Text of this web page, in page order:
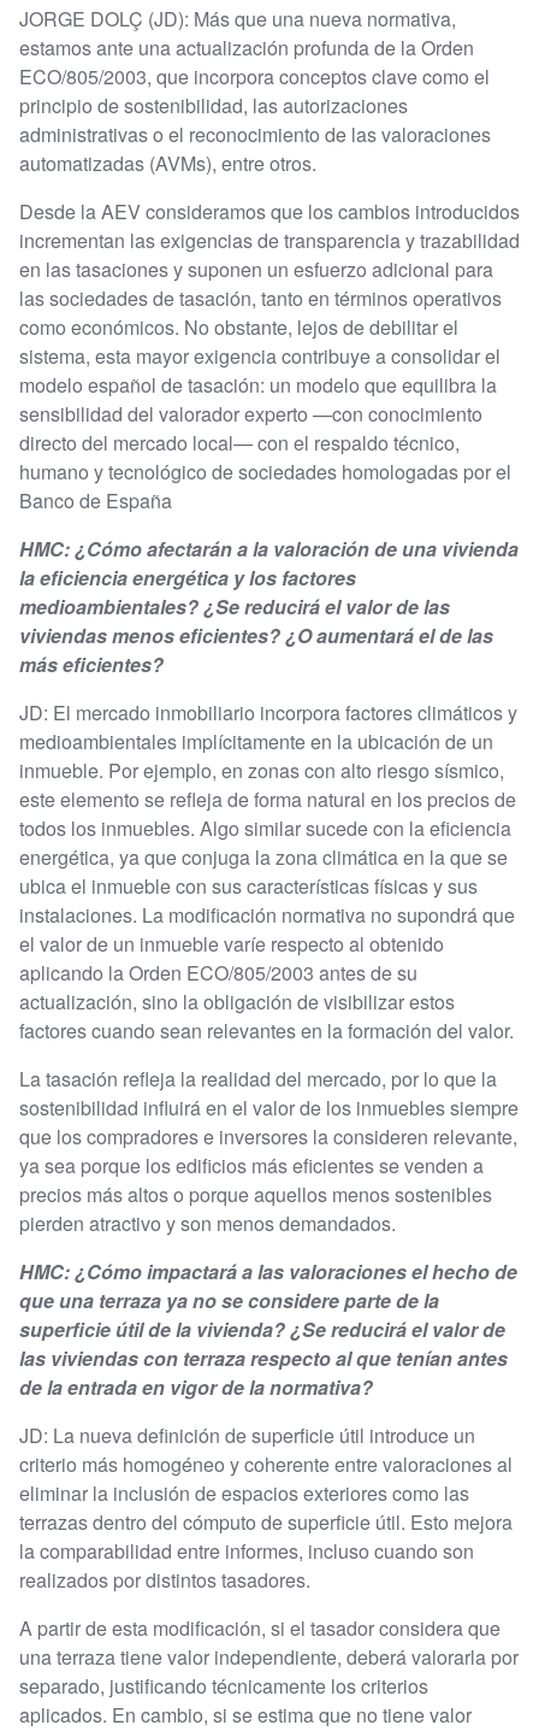
JORGE DOLÇ (JD): Más que una nueva normativa,
estamos ante una actualización profunda de la Orden
ECO/805/2003, que incorpora conceptos clave como el
principio de sostenibilidad, las autorizaciones
administrativas o el reconocimiento de las valoraciones
automatizadas (AVMs), entre otros.
Desde la AEV consideramos que los cambios introducidos
incrementan las exigencias de transparencia y trazabilidad
en las tasaciones y suponen un esfuerzo adicional para
las sociedades de tasación, tanto en términos operativos
como económicos. No obstante, lejos de debilitar el
sistema, esta mayor exigencia contribuye a consolidar el
modelo español de tasación: un modelo que equilibra la
sensibilidad del valorador experto —con conocimiento
directo del mercado local— con el respaldo técnico,
humano y tecnológico de sociedades homologadas por el
Banco de España
HMC: ¿Cómo afectarán a la valoración de una vivienda
la eficiencia energética y los factores
medioambientales? ¿Se reducirá el valor de las
viviendas menos eficientes? ¿O aumentará el de las
más eficientes?
JD: El mercado inmobiliario incorpora factores climáticos y
medioambientales implícitamente en la ubicación de un
inmueble. Por ejemplo, en zonas con alto riesgo sísmico,
este elemento se refleja de forma natural en los precios de
todos los inmuebles. Algo similar sucede con la eficiencia
energética, ya que conjuga la zona climática en la que se
ubica el inmueble con sus características físicas y sus
instalaciones. La modificación normativa no supondrá que
el valor de un inmueble varíe respecto al obtenido
aplicando la Orden ECO/805/2003 antes de su
actualización, sino la obligación de visibilizar estos
factores cuando sean relevantes en la formación del valor.
La tasación refleja la realidad del mercado, por lo que la
sostenibilidad influirá en el valor de los inmuebles siempre
que los compradores e inversores la consideren relevante,
ya sea porque los edificios más eficientes se venden a
precios más altos o porque aquellos menos sostenibles
pierden atractivo y son menos demandados.
HMC: ¿Cómo impactará a las valoraciones el hecho de
que una terraza ya no se considere parte de la
superficie útil de la vivienda? ¿Se reducirá el valor de
las viviendas con terraza respecto al que tenían antes
de la entrada en vigor de la normativa?
JD: La nueva definición de superficie útil introduce un
criterio más homogéneo y coherente entre valoraciones al
eliminar la inclusión de espacios exteriores como las
terrazas dentro del cómputo de superficie útil. Esto mejora
la comparabilidad entre informes, incluso cuando son
realizados por distintos tasadores.
A partir de esta modificación, si el tasador considera que
una terraza tiene valor independiente, deberá valorarla por
separado, justificando técnicamente los criterios
aplicados. En cambio, si se estima que no tiene valor